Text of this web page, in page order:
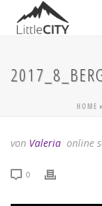
HOME
von Valeria online
0